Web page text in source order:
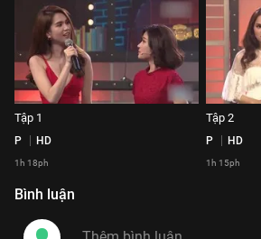
Tập 1
P HD
1h 18ph
Tập 2
P HD
1h 15ph
Bình luận